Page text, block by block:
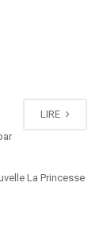
LIRE
La Princesse